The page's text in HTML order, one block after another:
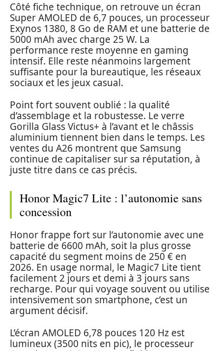
Côté fiche technique, on retrouve un écran
Super AMOLED de 6,7 pouces, un processeur
Exynos 1380, 8 Go de RAM et une batterie de
5000 mAh avec charge 25 W. La
performance reste moyenne en gaming
intensif. Elle reste néanmoins largement
suffisante pour la bureautique, les réseaux
sociaux et les jeux casual.
Point fort souvent oublié : la qualité
d’assemblage et la robustesse. Le verre
Gorilla Glass Victus+ à l’avant et le châssis
aluminium tiennent bien dans le temps. Les
ventes du A26 montrent que Samsung
continue de capitaliser sur sa réputation, à
juste titre dans ce cas précis.
Honor Magic7 Lite : l’autonomie sans
concession
Honor frappe fort sur l’autonomie avec une
batterie de 6600 mAh, soit la plus grosse
capacité du segment moins de 250 € en
2026. En usage normal, le Magic7 Lite tient
facilement 2 jours et demi à 3 jours sans
recharge. Pour qui voyage souvent ou utilise
intensivement son smartphone, c’est un
argument décisif.
L’écran AMOLED 6,78 pouces 120 Hz est
lumineux (3500 nits en pic), le processeur